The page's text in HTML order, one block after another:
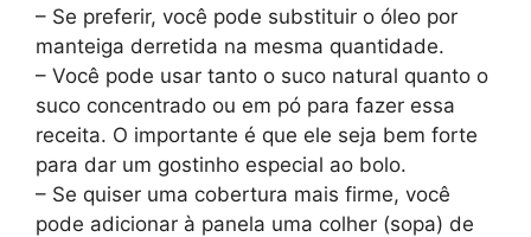
– Se preferir, você pode substituir o óleo por
manteiga derretida na mesma quantidade.
– Você pode usar tanto o suco natural quanto o
suco concentrado ou em pó para fazer essa
receita. O importante é que ele seja bem forte
para dar um gostinho especial ao bolo.
– Se quiser uma cobertura mais firme, você
pode adicionar à panela uma colher (sopa) de